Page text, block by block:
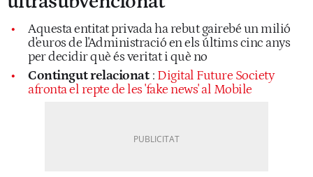
Aquesta entitat privada ha rebut gairebé un milió
d'euros de l'Administració en els últims cinc anys
per decidir què és veritat i què no
Contingut relacionat : Digital Future Society
afronta el repte de les 'fake news' al Mobile